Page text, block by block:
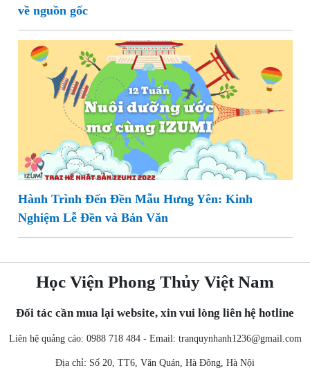
về nguồn gốc
Hành Trình Đến Đền Mẫu Hưng Yên: Kinh
Nghiệm Lễ Đền và Bản Văn
Học Viện Phong Thủy Việt Nam
Đối tác cần mua lại website, xin vui lòng liên hệ hotline
Liên hệ quảng cáo: 0988 718 484 - Email: tranquynhanh1236@gmail.com
Địa chỉ: Số 20, TT6, Văn Quán, Hà Đông, Hà Nội